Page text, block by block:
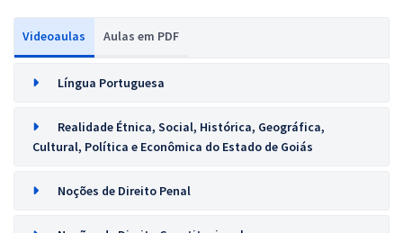
Videoaulas Aulas em PDF
Língua Portuguesa
Realidade Étnica, Social, Histórica, Geográfica,
Cultural, Política e Econômica do Estado de Goiás
Noções de Direito Penal